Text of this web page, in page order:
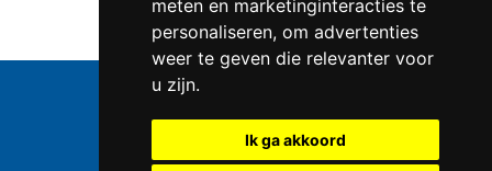
meten en marketinginteracties te
personaliseren, om advertenties
weer te geven die relevanter voor
u zijn.
Ik ga akkoord
Telefoonnummer:
BTW-nummer:
DE39 4016 4024 0162 9257 00
Copyright © 2006-2026Healthpower.nl